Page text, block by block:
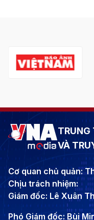
TRUNG
VÀ
Cơ quan chủ quản:
Chịu trách nhiệm:
Giám đốc: Lê Xuân
Phó Giám đốc: Bùi